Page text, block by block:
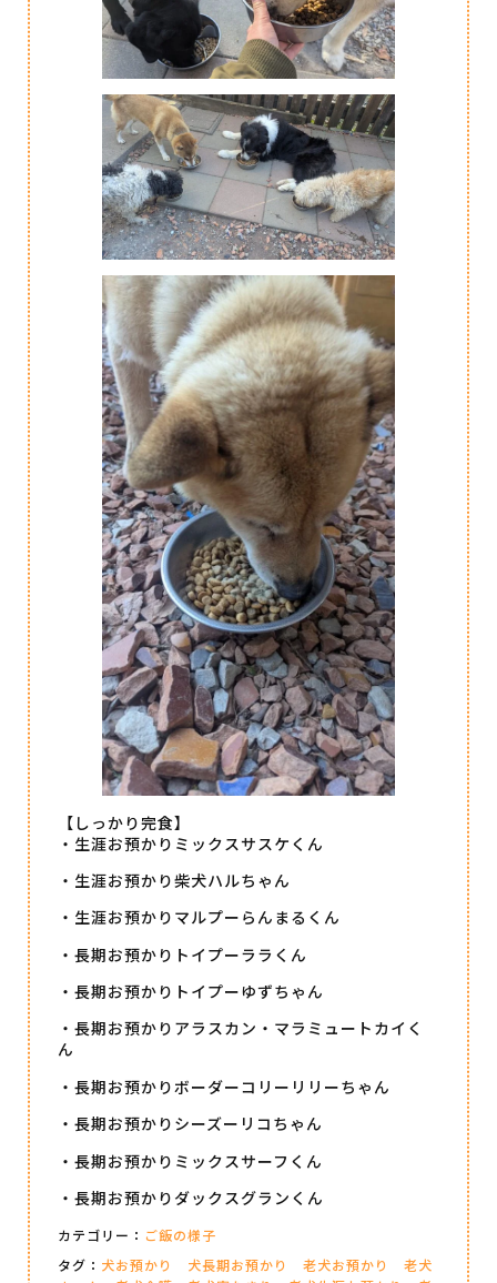
【しっかり完食】
・生涯お預かりミックスサスケくん
・生涯お預かり柴犬ハルちゃん
・生涯お預かりマルプーらんまるくん
・長期お預かりトイプーララくん
・長期お預かりトイプーゆずちゃん
・長期お預かりアラスカン・マラミュートカイく
ん
・長期お預かりボーダーコリーリリーちゃん
・長期お預かりシーズーリコちゃん
・長期お預かりミックスサーフくん
・長期お預かりダックスグランくん
カテゴリー： ご飯の様子
タグ： 犬お預かり 犬長期お預かり 老犬お預かり
老犬